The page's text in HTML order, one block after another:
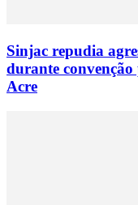
Sinjac repudia
durante
Acre